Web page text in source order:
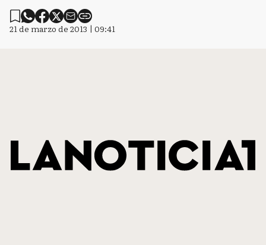
21 de marzo de 2013 | 09:41